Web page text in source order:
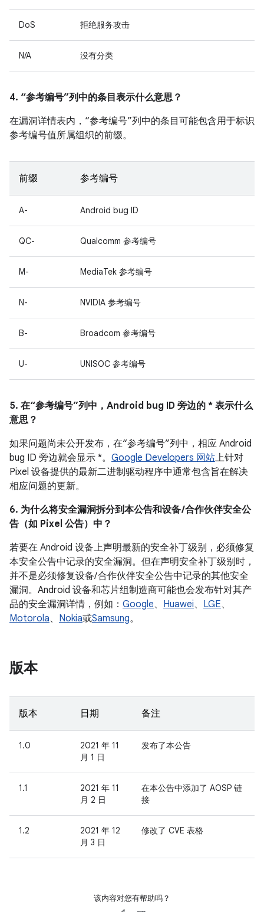
DoS 拒绝服务攻击
N/A 没有分类
4. “参考编号”列中的条目表示什么意思？
在漏洞详情表内，“参考编号”列中的条目可能包含用于标识
参考编号值所属组织的前缀。
前缀 参考编号
A- Android bug ID
QC- Qualcomm 参考编号
M- MediaTek 参考编号
N- NVIDIA 参考编号
B- Broadcom 参考编号
U- UNISOC 参考编号
5. 在“参考编号”列中，Android bug ID 旁边的 * 表示什么
意思？
如果问题尚未公开发布，在“参考编号”列中，相应 Android
bug ID 旁边就会显示 *。 Google Developers 网站上针对
Pixel 设备提供的最新二进制驱动程序中通常包含旨在解决
相应问题的更新。
6. 为什么将安全漏洞拆分到本公告和设备 /合作伙伴安全公
告（如 Pixel 公告）中？
若要在 Android 设备上声明最新的安全补丁级别，必须修复
本安全公告中记录的安全漏洞。但在声明安全补丁级别时，
并不是必须修复设备/ 合作伙伴安全公告中记录的其他安全
漏洞。Android 设备和芯片组制造商可能也会发布针对其产
品的安全漏洞详情，例如： Google、 Huawei、 LGE、
Motorola、 Nokia或Samsung。
版本
版本 日期 备注
1.0
2021 年 11
月 1 日
发布了本公告
1.1
2021 年 11
月 2 日
在本公告中添加了 AOSP 链
接
1.2
2021 年 12
月 3 日
修改了 CVE 表格
该内容对您有帮助吗？